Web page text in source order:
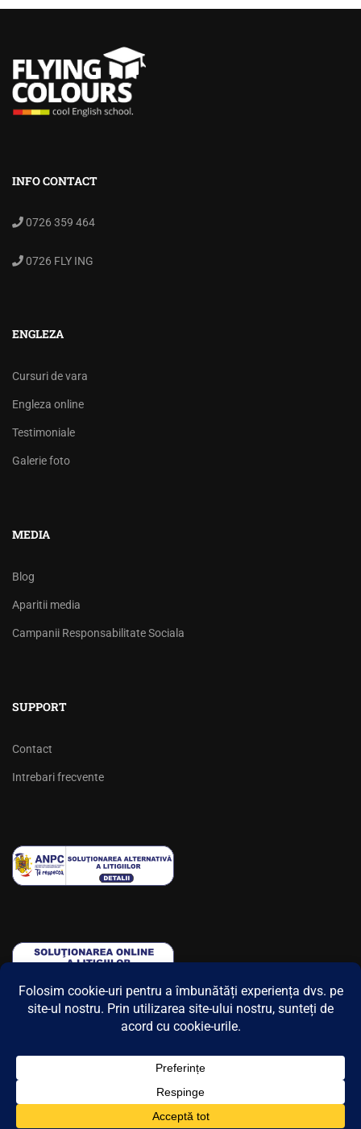
INFO CONTACT
0726 359 464
0726 FLY ING
ENGLEZA
Cursuri de vara
Engleza online
Testimoniale
Galerie foto
MEDIA
Blog
Aparitii media
Campanii Responsabilitate Sociala
SUPPORT
Contact
Intrebari frecvente
© 2025 Flying Colours. Toate drepturile rezervate.
Contact
ANSPDCP